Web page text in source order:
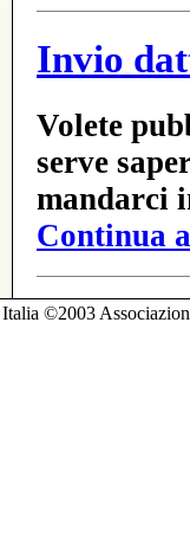
Invio
Volete
serve
mandarci
Continua
©2003